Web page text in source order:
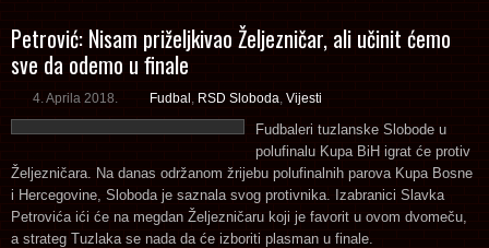
Petrović: Nisam priželjkivao Željezničar, ali učinit ćemo
sve da odemo u finale
4. Aprila 2018. Fudbal RSD Sloboda Vijesti
Fudbaleri tuzlanske Slobode u
polufinalu Kupa BiH igrat će protiv
Željezničara. Na danas održanom žrijebu polufinalnih parova Kupa Bosne
i Hercegovine, Sloboda je saznala svog protivnika. Izabranici Slavka
Petrovića ići će na megdan Željezničaru koji je favorit u ovom dvomeču,
a strateg Tuzlaka se nada da će izboriti plasman u finale.